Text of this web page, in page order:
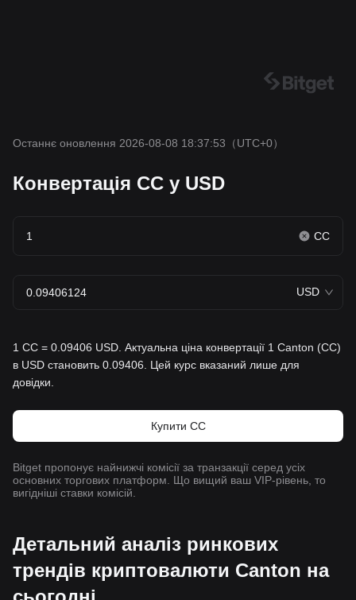
Останнє оновлення 2026-08-08 18:37:53 （UTC+0）
Конвертація CC у USD
CC
USD
1 CC = 0.09406 USD. Актуальна ціна конвертації 1 Canton (CC)
в USD становить 0.09406. Цей курс вказаний лише для
довідки.
Купити CC
Bitget пропонує найнижчі комісії за транзакції серед усіх
основних торгових платформ. Що вищий ваш VIP-рівень, то
вигідніші ставки комісій.
Детальний аналіз ринкових
трендів криптовалюти Canton на